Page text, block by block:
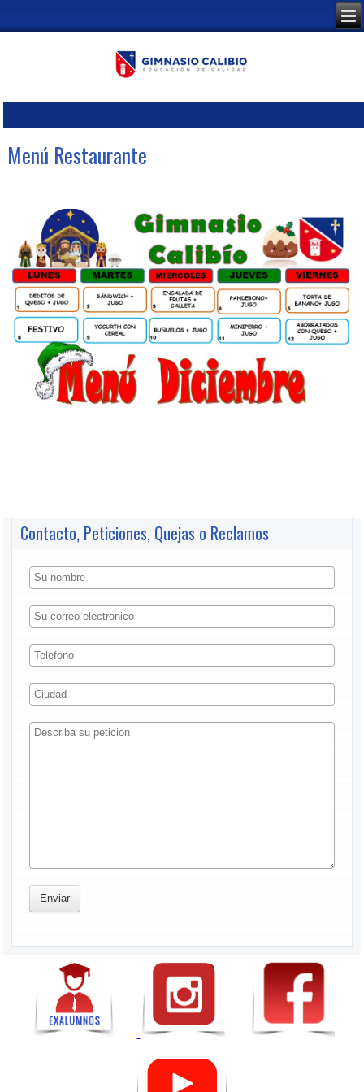
Menú Restaurante
Contacto, Peticiones, Quejas o Reclamos
Enviar